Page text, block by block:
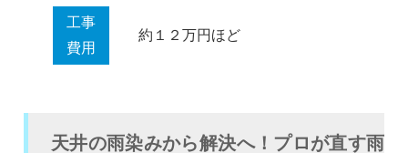
工事
費用
約１２万円ほど
天井の雨染みから解決へ！プロが直す雨